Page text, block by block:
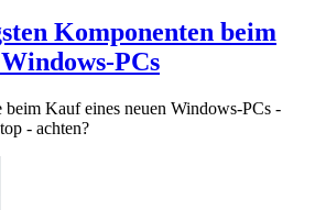
Komponenten beim
PCs
beim Kauf eines neuen Windows-PCs -
- achten?